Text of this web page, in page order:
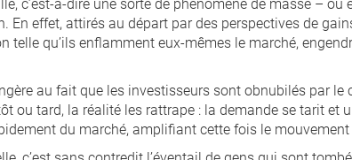
En effet, attirés au départ par des perspectives de
telle qu’ils enflamment eux-mêmes le marché,
au fait que les investisseurs sont obnubilés par le
ou tard, la réalité les rattrape : la demande se tarit et
du marché, amplifiant cette fois le